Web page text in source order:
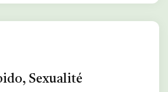
Sexualité